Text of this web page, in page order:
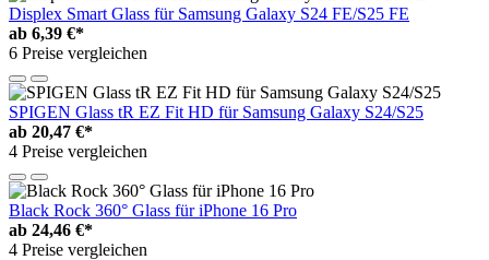
Displex Smart Glass für Samsung Galaxy S24 FE/S25 FE
ab 6,39 €*
6 Preise vergleichen
SPIGEN Glass tR EZ Fit HD für Samsung Galaxy S24/S25
ab 20,47 €*
4 Preise vergleichen
Black Rock 360° Glass für iPhone 16 Pro
ab 24,46 €*
4 Preise vergleichen